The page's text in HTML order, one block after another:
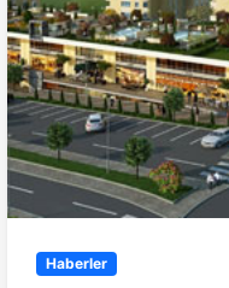
Haberler